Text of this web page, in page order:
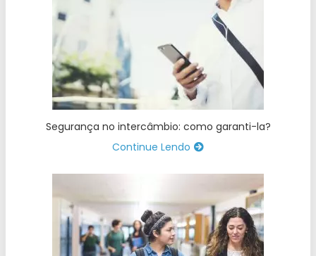
Segurança no intercâmbio: como garanti-la?
Continue Lendo